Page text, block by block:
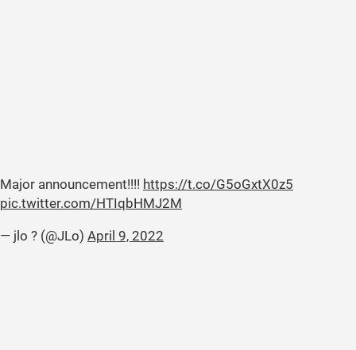
Major announcement!!!! https://t.co/G5oGxtX0z5
pic.twitter.com/HTIqbHMJ2M
— jlo ? (@JLo) April 9, 2022